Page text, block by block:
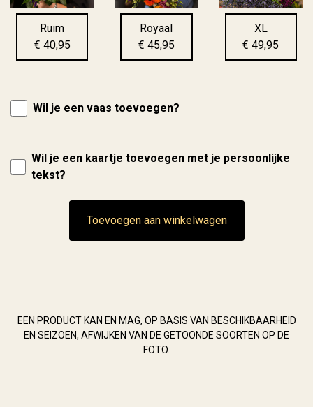
Ruim
€ 40,95
Royaal
€ 45,95
XL
€ 49,95
Wil je een vaas toevoegen?
Wil je een kaartje toevoegen met je persoonlijke
tekst?
Toevoegen aan winkelwagen
EEN PRODUCT KAN EN MAG, OP BASIS VAN BESCHIKBAARHEID
EN SEIZOEN, AFWIJKEN VAN DE GETOONDE SOORTEN OP DE
FOTO.